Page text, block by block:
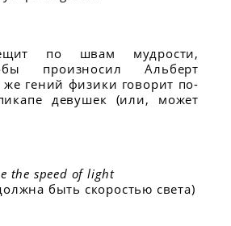
по швам мудрости,
произносил Альберт
гений физики говорит по-
девушек (или, может
the speed of light
быть скоростью света)